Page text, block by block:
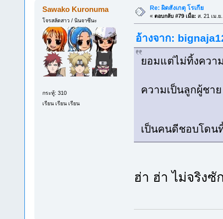
Sawako Kuronuma
โจรสลัดสาว / นินจาซึนะ
กระทู้: 310
เรียน เรียน เรียน
Re: ผิดสังเกตุ โรเกีย
« ตอบกลับ #79 เมื่อ: ส. 21 เม.ย
อ้างจาก:
ยอมแต่ไม่ทิ้งควา
ความเป็นลูกผู้ชา
เป็นคนดีชอบโด
ฮ่า ฮ่า ไม่จริง